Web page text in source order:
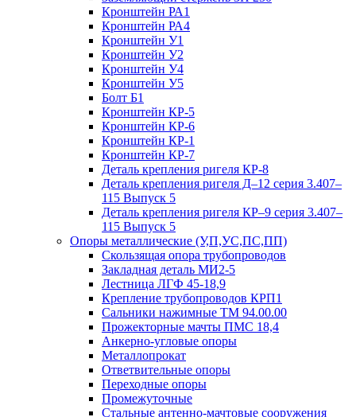
Кронштейн РА1
Кронштейн РА4
Кронштейн У1
Кронштейн У2
Кронштейн У4
Кронштейн У5
Болт Б1
Кронштейн КР-5
Кронштейн КР-6
Кронштейн КР-1
Кронштейн КР-7
Деталь крепления ригеля КР‑8
Деталь крепления ригеля Д–12 серия 3.407–
115 Выпуск 5
Деталь крепления ригеля КР–9 серия 3.407–
115 Выпуск 5
Опоры металлические (У,П,УС,ПС,ПП)
Скользящая опора трубопроводов
Закладная деталь МИ2-5
Лестница ЛГФ 45-18,9
Крепление трубопроводов КРП1
Сальники нажимные ТМ 94.00.00
Прожекторные мачты ПМС 18,4
Анкерно-угловые опоры
Металлопрокат
Ответвительные опоры
Переходные опоры
Промежуточные
Стальные антенно-мачтовые сооружения